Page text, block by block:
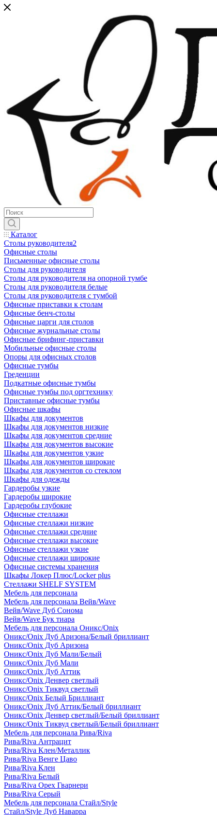
Каталог
Столы руководителя2
Офисные столы
Письменные офисные столы
Столы для руководителя
Столы для руководителя на опорной тумбе
Столы для руководителя белые
Столы для руководителя с тумбой
Офисные приставки к столам
Офисные бенч-столы
Офисные царги для столов
Офисные журнальные столы
Офисные брифинг-приставки
Мобильные офисные столы
Опоры для офисных столов
Офисные тумбы
Греденции
Подкатные офисные тумбы
Офисные тумбы под оргтехнику
Приставные офисные тумбы
Офисные шкафы
Шкафы для документов
Шкафы для документов низкие
Шкафы для документов средние
Шкафы для документов высокие
Шкафы для документов узкие
Шкафы для документов широкие
Шкафы для документов со стеклом
Шкафы для одежды
Гардеробы узкие
Гардеробы широкие
Гардеробы глубокие
Офисные стеллажи
Офисные стеллажи низкие
Офисные стеллажи средние
Офисные стеллажи высокие
Офисные стеллажи узкие
Офисные стеллажи широкие
Офисные системы хранения
Шкафы Локер Плюс/Locker plus
Стеллажи SHELF SYSTEM
Мебель для персонала
Мебель для персонала Вейв/Wave
Вейв/Wave Дуб Сонома
Вейв/Wave Бук тиара
Мебель для персонала Оникс/Onix
Оникс/Onix Дуб Аризона/Белый бриллиант
Оникс/Onix Дуб Аризона
Оникс/Onix Дуб Мали/Белый
Оникс/Onix Дуб Мали
Оникс/Onix Дуб Аттик
Оникс/Onix Денвер светлый
Оникс/Onix Тиквуд светлый
Оникс/Onix Белый Бриллиант
Оникс/Onix Дуб Аттик/Белый бриллиант
Оникс/Onix Денвер светлый/Белый бриллиант
Оникс/Onix Тиквуд светлый/Белый бриллиант
Мебель для персонала Рива/Riva
Рива/Riva Антрацит
Рива/Riva Клен/Металлик
Рива/Riva Венге Цаво
Рива/Riva Клен
Рива/Riva Белый
Рива/Riva Орех Гварнери
Рива/Riva Серый
Мебель для персонала Стайл/Style
Стайл/Style Дуб Наварра